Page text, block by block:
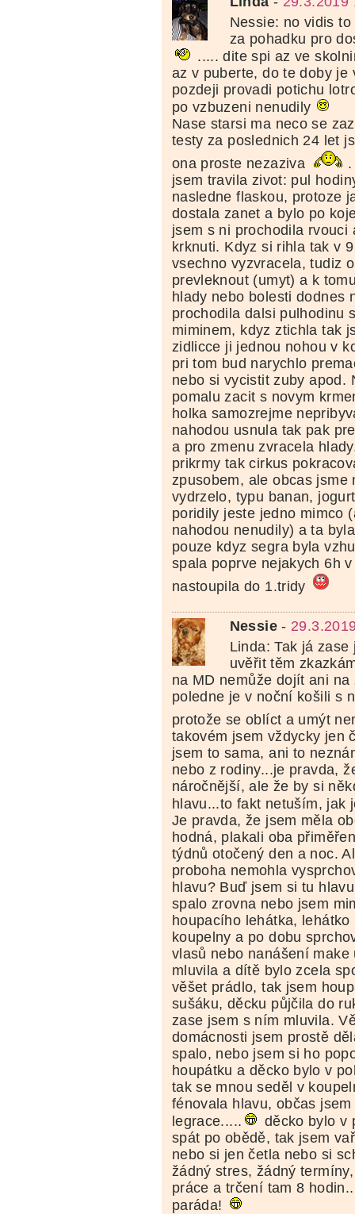
Nessie: no vidis
za pohadku pro
..... dite spi az ve
az v puberte, do te doby je
pozdeji provadi potichu
po vzbuzeni nenudily
Nase starsi ma neco se
testy za poslednich 24 let
ona proste nezaziva
jsem travila zivot: pul
nasledne flaskou, protoze
dostala zanet a bylo po
jsem s ni prochodila rvouci
krknuti. Kdyz si rihla tak v
vsechno vyzvracela, tudiz
prevleknout (umyt) a k
hlady nebo bolesti dodnes
prochodila dalsi pulhodinu
miminem, kdyz ztichla tak
zidlicce ji jednou nohou v
pri tom bud narychlo
nebo si vycistit zuby apod.
pomalu zacit s novym
holka samozrejme
nahodou usnula tak pak
a pro zmenu zvracela
prikrmy tak cirkus
zpusobem, ale obcas jsme
vydrzelo, typu banan,
poridily jeste jedno mimco
nahodou nenudily) a ta
pouze kdyz segra byla
spala poprve nejakych 6h
nastoupila do 1.tridy
Nessie-
Linda: Tak já
uvěřit těm
na MD nemůže dojít ani
poledne je v noční košili s
protože se oblíct a umýt
takovém jsem vždycky jen
jsem to sama, ani to
nebo z rodiny...je pravda,
náročnější, ale že by si
hlavu...to fakt netuším, jak
Je pravda, že jsem měla
hodná, plakali oba
týdnů otočený den a noc.
proboha nemohla
hlavu? Buď jsem si tu
spalo zrovna nebo jsem
houpacího lehátka, lehátko
koupelny a po dobu
vlasů nebo nanášení make
mluvila a dítě bylo zcela
věšet prádlo, tak jsem
sušáku, děcku půjčila do
zase jsem s ním mluvila.
domácnosti jsem prostě
spalo, nebo jsem si ho
houpátku a děcko bylo v
tak se mnou seděl v
fénovala hlavu, občas
legrace.....
děcko bylo v
spát po obědě, tak jsem
nebo si jen četla nebo si
žádný stres, žádný
práce a trčení tam 8
paráda!